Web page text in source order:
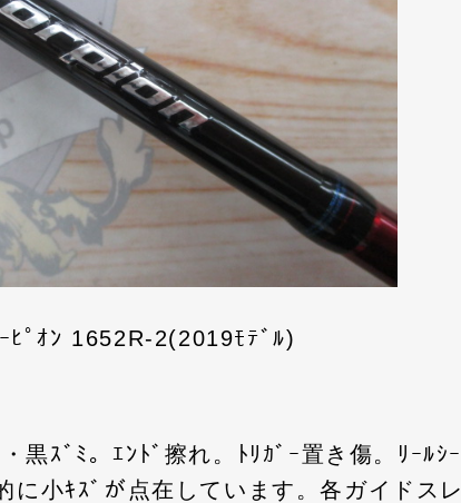
ﾋﾟｵﾝ 1652R-2(2019ﾓﾃﾞﾙ)
黒ｽﾞﾐ。ｴﾝﾄﾞ擦れ。ﾄﾘｶﾞｰ置き傷。ﾘｰﾙｼｰ
に小ｷｽﾞが点在しています。各ガイドスレ